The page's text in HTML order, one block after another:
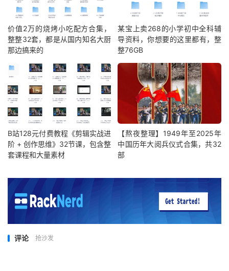
价值2万的烧烤小吃配方合集，
整整32套，都是从国内知名大厨
那边搞来的
某宝上卖268的小学初中全科辅
导资料，你想要的这里都有，整
整76GB
B站128元付费教程《剪辑实战进
阶 + 创作思维》32节课，包含整
套课程和大量素材
【熬夜整理】1949年至2025年
中国历年大阅兵仪式合集，共32
部
评论 抢沙发